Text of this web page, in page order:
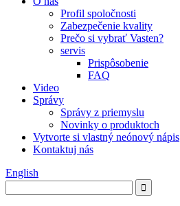
Profil spoločnosti
Zabezpečenie kvality
Prečo si vybrať Vasten?
servis
Prispôsobenie
FAQ
Video
Správy
Správy z priemyslu
Novinky o produktoch
Vytvorte si vlastný neónový nápis
Kontaktuj nás
English